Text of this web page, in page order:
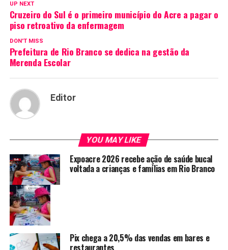
UP NEXT
Cruzeiro do Sul é o primeiro município do Acre a pagar o
piso retroativo da enfermagem
DON'T MISS
Prefeitura de Rio Branco se dedica na gestão da
Merenda Escolar
Editor
YOU MAY LIKE
Expoacre 2026 recebe ação de saúde bucal
voltada a crianças e famílias em Rio Branco
Pix chega a 20,5% das vendas em bares e
restaurantes